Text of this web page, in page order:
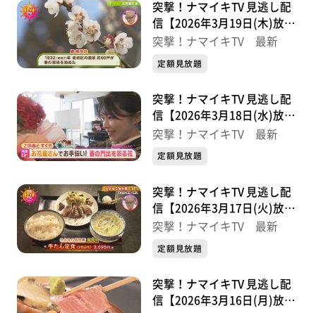
突撃！ナマイキTV 見逃し配
信【2026年3月19日(木)放送
分】
突撃！ナマイキTV 最新
定額見放題
突撃！ナマイキTV 見逃し配
信【2026年3月18日(水)放送
分】
突撃！ナマイキTV 最新
定額見放題
突撃！ナマイキTV 見逃し配
信【2026年3月17日(火)放送
分】
突撃！ナマイキTV 最新
定額見放題
突撃！ナマイキTV 見逃し配
信【2026年3月16日(月)放送